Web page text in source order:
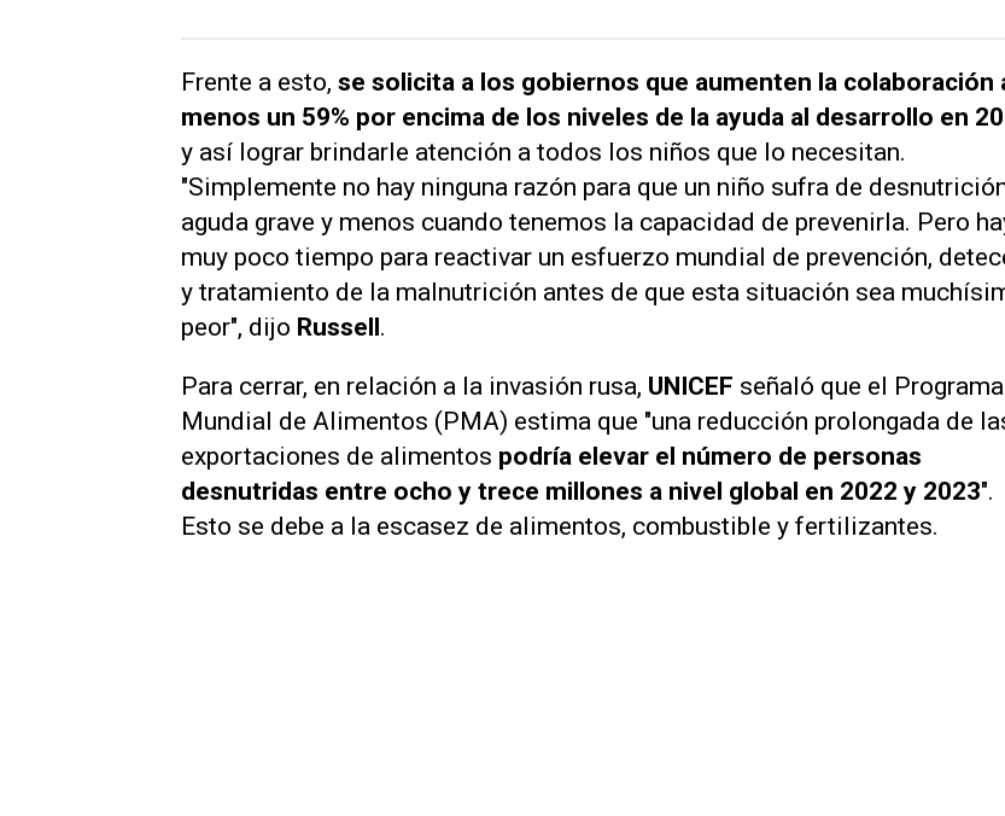
Frente a esto, se solicita a los gobiernos que aumenten la colaboración
menos un 59% por encima de los niveles de la ayuda al desarrollo en
y así lograr brindarle atención a todos los niños que lo necesitan.
"Simplemente no hay ninguna razón para que un niño sufra de
aguda grave y menos cuando tenemos la capacidad de prevenirla. Pero
muy poco tiempo para reactivar un esfuerzo mundial de prevención,
y tratamiento de la malnutrición antes de que esta situación sea
peor", dijo Russell.
Para cerrar, en relación a la invasión rusa, UNICEF señaló que el Programa
Mundial de Alimentos (PMA) estima que "una reducción prolongada de
exportaciones de alimentos podría elevar el número de personas
desnutridas entre ocho y trece millones a nivel global en 2022 y 2023".
Esto se debe a la escasez de alimentos, combustible y fertilizantes.